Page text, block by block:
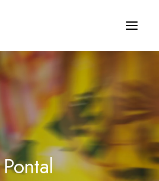
Pontal